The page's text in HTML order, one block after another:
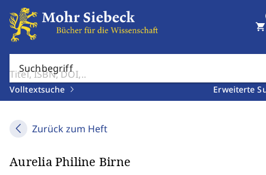
Suchbegriff
Volltextsuche Erweiterte
shopping_cart
Zurück zum Heft
Aurelia Philine Birne